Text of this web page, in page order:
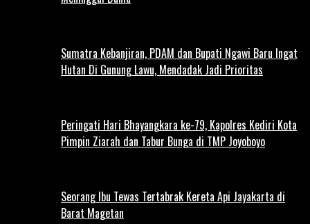
Sumatra Kebanjiran, PDAM dan Bupati Ngawi Baru Ingat
Hutan Di Gunung Lawu, Mendadak Jadi Prioritas
Peringati Hari Bhayangkara ke-79, Kapolres Kediri Kota
Pimpin Ziarah dan Tabur Bunga di TMP Joyoboyo
Seorang Ibu Tewas Tertabrak Kereta Api Jayakarta di
Barat Magetan